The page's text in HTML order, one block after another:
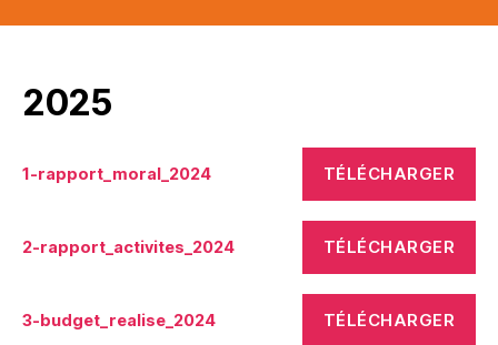
2025
1-rapport_moral_2024 TÉLÉCHARGER
2-rapport_activites_2024 TÉLÉCHARGER
3-budget_realise_2024 TÉLÉCHARGER